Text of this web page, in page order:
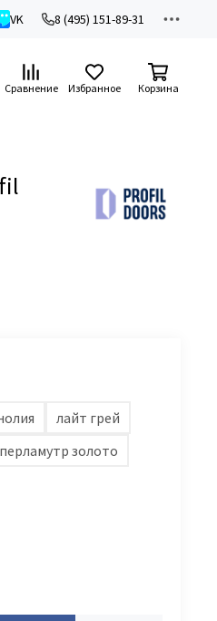
VK 8 (495) 151-89-31
Сравнение Избранное Корзина
лайт грей
перламутр золото